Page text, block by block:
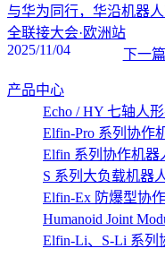
与华为同行，华沿机器
全联接大会·欧洲站
2025/11/04
下一篇
产品中心
Echo / HY 七轴人
Elfin-Pro 系列协作
Elfin 系列协作机器
S 系列大负载机器
Elfin-Ex 防爆型协
Humanoid Joint
Elfin-Li、S-Li 系列